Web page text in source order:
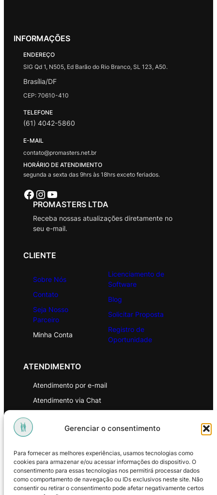
Gerenciar o consentimento
Para fornecer as melhores experiências, usamos tecnologias como
cookies para armazenar e/ou acessar informações do dispositivo. O
consentimento para essas tecnologias nos permitirá processar dados
como comportamento de navegação ou IDs exclusivos neste site. Não
consentir ou retirar o consentimento pode afetar negativamente certos
INFORMAÇÕES
ENDEREÇO
SIG Qd 1, N505, Ed Barão do Rio Branco, SL 123, A50.
Brasília/DF
CEP: 70610-410
TELEFONE
(61) 4042-5860
E-MAIL
contato@promasters.net.br
HORÁRIO DE ATENDIMENTO
segunda a sexta das 9hrs às 18hrs exceto feriados.
Facebook Instagram Youtube
PROMASTERS LTDA
Receba nossas atualizações diretamente no
seu e-mail.
CLIENTE
Sobre Nós
Contato
Seja Nosso
Parceiro
Minha Conta
Licenciamento de
Software
Blog
Solicitar Proposta
Registro de
Oportunidade
ATENDIMENTO
Atendimento por e-mail
Atendimento via Chat
Política de Privacidade
Política de Troca e Devoluções
Política de Reembolso